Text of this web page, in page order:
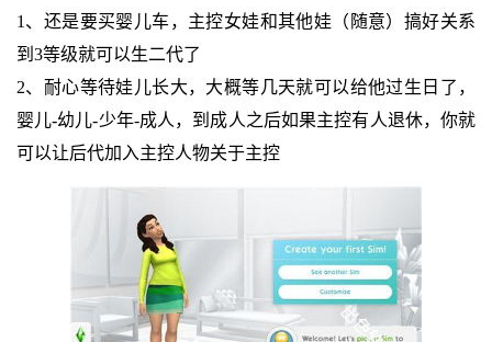
1、还是要买婴儿车，主控女娃和其他娃（随意）搞好关系
到3等级就可以生二代了
2、耐心等待娃儿长大，大概等几天就可以给他过生日了，
婴儿-幼儿-少年-成人，到成人之后如果主控有人退休，你就
可以让后代加入主控人物关于主控